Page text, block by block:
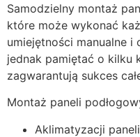
Samodzielny montaż
które może wykonać
umiejętności manualne
jednak pamiętać o kilku
zagwarantują sukces
Montaż paneli
Aklimatyzacji